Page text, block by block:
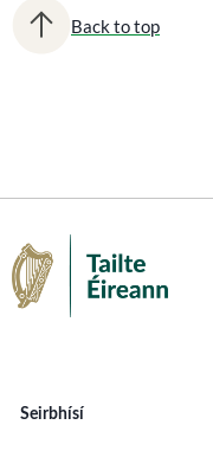
Back to top
Seirbhísí